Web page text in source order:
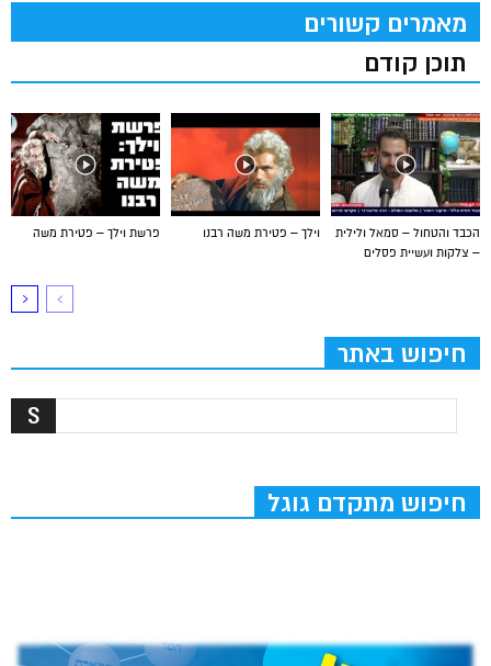
מאמרים קשורים
תוכן קודם
פרשת וילך – פטירת משה וילך – פטירת משה רבנו
הכבד והטחול – סמאל ולילית
– צלקות ועשיית פסלים
חיפוש באתר
חיפוש מתקדם גוגל